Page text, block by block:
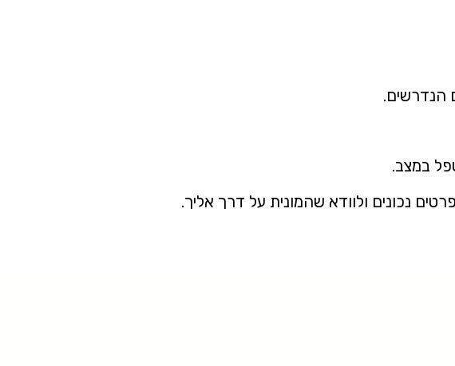
הנדרשים.
במצב.
נכונים ולוודא שהמונית על דרך אליך.